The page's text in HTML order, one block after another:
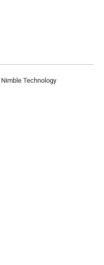
Nimble Technology